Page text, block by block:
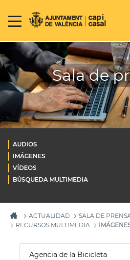
Sala de
AUDIOS
IMÁGENES
VÍDEOS
BÚSQUEDA MULTIMEDIA
ACTUALIDAD
SALA DE
RECURSOS MULTIMEDIA
Agencia de la Bicicleta